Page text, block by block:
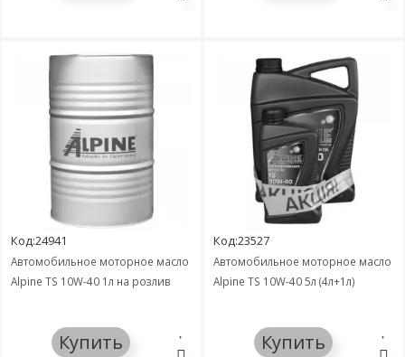
Код:24941
Автомобильное моторное масло
Alpine TS 10W-40 1л на розлив
Купить
Код:23527
Автомобильное моторное масло
Alpine TS 10W-40 5л (4л+1л)
Купить